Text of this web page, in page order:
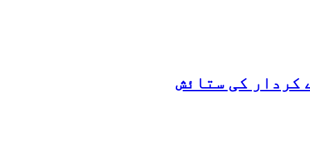
کردار کی ستائش